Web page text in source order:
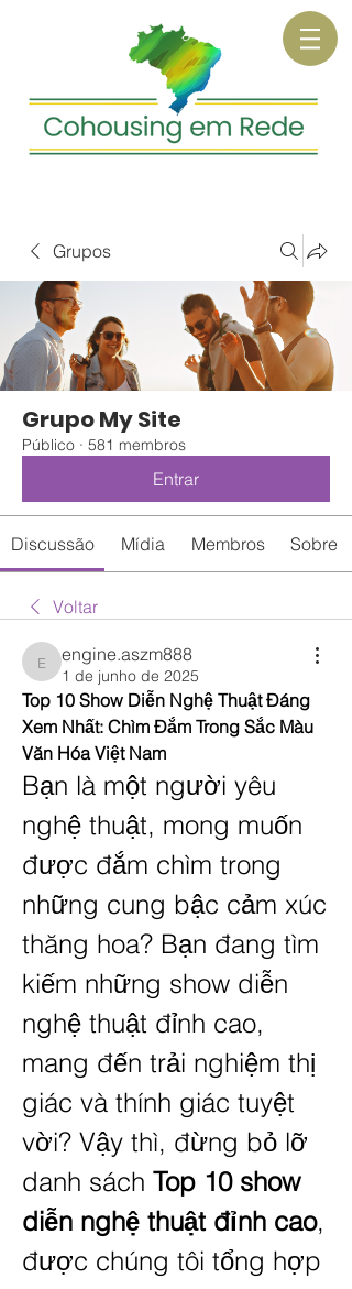
Grupos
Grupo My Site
Público · 581 membros
Entrar
Discussão Mídia Membros Sobre
Voltar
engine.aszm888
engine.aszm888
1 de junho de 2025
Top 10 Show Diễn Nghệ Thuật Đáng
Xem Nhất: Chìm Đắm Trong Sắc Màu
Văn Hóa Việt Nam
Bạn là một người yêu
nghệ thuật, mong muốn
được đắm chìm trong
những cung bậc cảm xúc
thăng hoa? Bạn đang tìm
kiếm những show diễn
nghệ thuật đỉnh cao,
mang đến trải nghiệm thị
giác và thính giác tuyệt
vời? Vậy thì, đừng bỏ lỡ
danh sách Top 10 show
diễn nghệ thuật đỉnh cao,
được chúng tôi tổng hợp